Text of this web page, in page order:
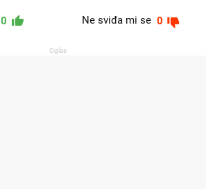
0 Ne sviđa mi se 0
Oglas